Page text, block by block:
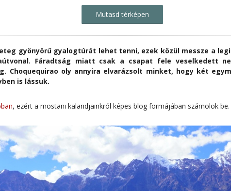
Mutasd térképen
gyönyörű gyalogtúrát lehet tenni, ezek közül messze a
Fáradtság miatt csak a csapat fele veselkedett
Choquequirao oly annyira elvarázsolt minket, hogy két
is lássuk.
, ezért a mostani kalandjainkról képes blog formájában számolok